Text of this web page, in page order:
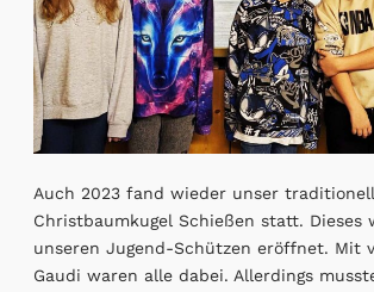
Auch 2023 fand wieder unser
Christbaumkugel Schießen statt. Dieses
unseren Jugend-Schützen eröffnet. Mit
Gaudi waren alle dabei. Allerdings